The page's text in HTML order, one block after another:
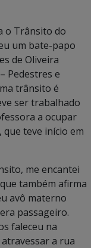
o Trânsito do
um bate-papo
de Oliveira
Pedestres e
trânsito é
ser trabalhado
a ocupar
teve início em
me encantei
também afirma
avô materno
passageiro.
faleceu na
a rua